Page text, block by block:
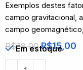
Exemplos destes
campo gravitacional,
campo
R$38,00 R$15,00
Em estoque